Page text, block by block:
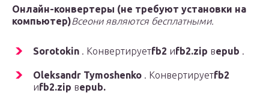
Онлайн-конвертеры (не требуют установки на
компьютер)Всеони являются бесплатными.
Sorotokin . Конвертируетfb2 иfb2.zip вepub .
Oleksandr Tymoshenko . Конвертируетfb2
иfb2.zip вepub.